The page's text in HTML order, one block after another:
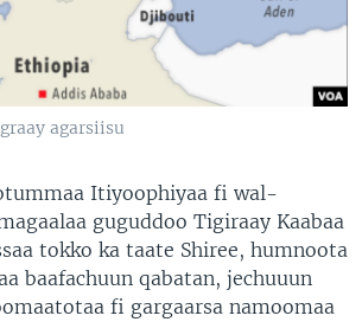
agarsiisu
Itiyoophiyaa fi wal-
guguddoo Tigiraay Kaabaa
tokko ka taate Shiree, humnoota
baafachuun qabatan, jechuuun
fi gargaarsa namoomaa